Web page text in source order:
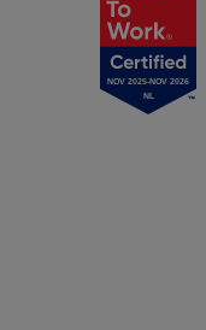
NOV 2025-NOV 2026
NL